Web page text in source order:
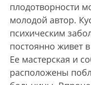
плодотворности
молодой автор.
психическим
постоянно живет
Ее мастерская и
расположены